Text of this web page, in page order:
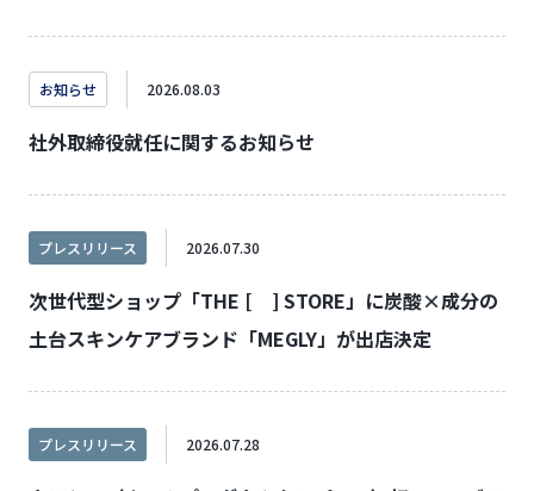
お知らせ 2026.08.03
社外取締役就任に関するお知らせ
プレスリリース 2026.07.30
次世代型ショップ「THE [ ] STORE」に炭酸×成分の
土台スキンケアブランド「MEGLY」が出店決定
プレスリリース 2026.07.28